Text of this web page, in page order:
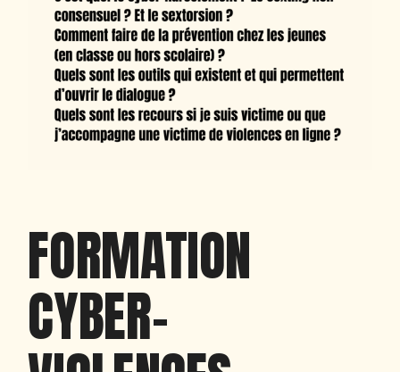
FORMATION
CYBER-